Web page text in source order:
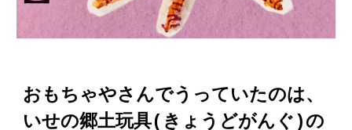
おもちゃやさんでうっていたのは、
いせの郷土玩具(きょうどがんぐ)の